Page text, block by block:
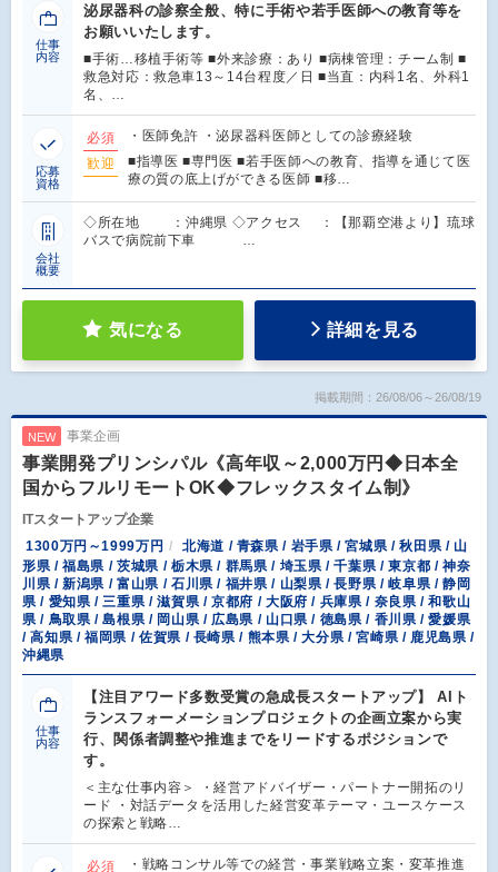
仕事
内容
泌尿器科の診察全般、特に手術や若手医師への教育等を
お願いいたします。
■手術…移植手術等 ■外来診療：あり ■病棟管理：チーム制 ■
救急対応：救急車13～14台程度／日 ■当直：内科1名、外科1
名、…
応募
資格
必須
・医師免許 ・泌尿器科医師としての診療経験
歓迎
■指導医 ■専門医 ■若手医師への教育、指導を通じて医
療の質の底上げができる医師 ■移…
会社
概要
◇所在地 ：沖縄県 ◇アクセス ：【那覇空港より】琉球
バスで病院前下車 …
気になる 詳細を見る
掲載期間：26/08/06～26/08/19
NEW 事業企画
事業開発プリンシパル《高年収～2,000万円◆日本全
国からフルリモートOK◆フレックスタイム制》
ITスタートアップ企業
1300万円～1999万円
北海道 / 青森県 / 岩手県 / 宮城県 / 秋田県 / 山
形県 / 福島県 / 茨城県 / 栃木県 / 群馬県 / 埼玉県 / 千葉県 / 東京都 / 神奈
川県 / 新潟県 / 富山県 / 石川県 / 福井県 / 山梨県 / 長野県 / 岐阜県 / 静岡
県 / 愛知県 / 三重県 / 滋賀県 / 京都府 / 大阪府 / 兵庫県 / 奈良県 / 和歌山
県 / 鳥取県 / 島根県 / 岡山県 / 広島県 / 山口県 / 徳島県 / 香川県 / 愛媛県
/ 高知県 / 福岡県 / 佐賀県 / 長崎県 / 熊本県 / 大分県 / 宮崎県 / 鹿児島県 /
沖縄県
仕事
内容
【注目アワード多数受賞の急成長スタートアップ】 AIト
ランスフォーメーションプロジェクトの企画立案から実
行、関係者調整や推進までをリードするポジションで
す。
＜主な仕事内容＞ ・経営アドバイザー・パートナー開拓のリ
ード ・対話データを活用した経営変革テーマ・ユースケース
の探索と戦略…
必須 ・戦略コンサル等での経営・事業戦略立案・変革推進